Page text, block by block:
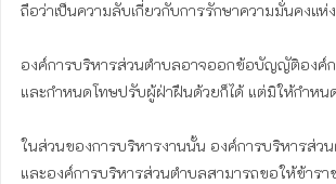
ถือว่าเป็นความลับเกี่ยวกับการรักษาความมั่นคงแห่
องค์การบริหารส่วนตำบลอาจออกข้อบัญญัติองค์ก
และกำหนดโทษปรับผู้ฝ่าฝืนด้วยก็ได้ แต่มิให้กำห
ในส่วนของการบริหารงานนั้น องค์การบริหารส่ว
และองค์การบริหารส่วนตำบลสามารถขอให้ข้าร